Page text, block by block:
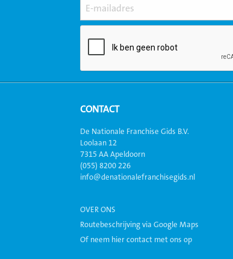
CONTACT
De Nationale Franchise Gids B.V.
Loolaan 12
7315 AA Apeldoorn
(055) 8200 226
info@denationalefranchisegids.nl
OVER ONS
Routebeschrijving via Google Maps
Of neem hier contact met ons op